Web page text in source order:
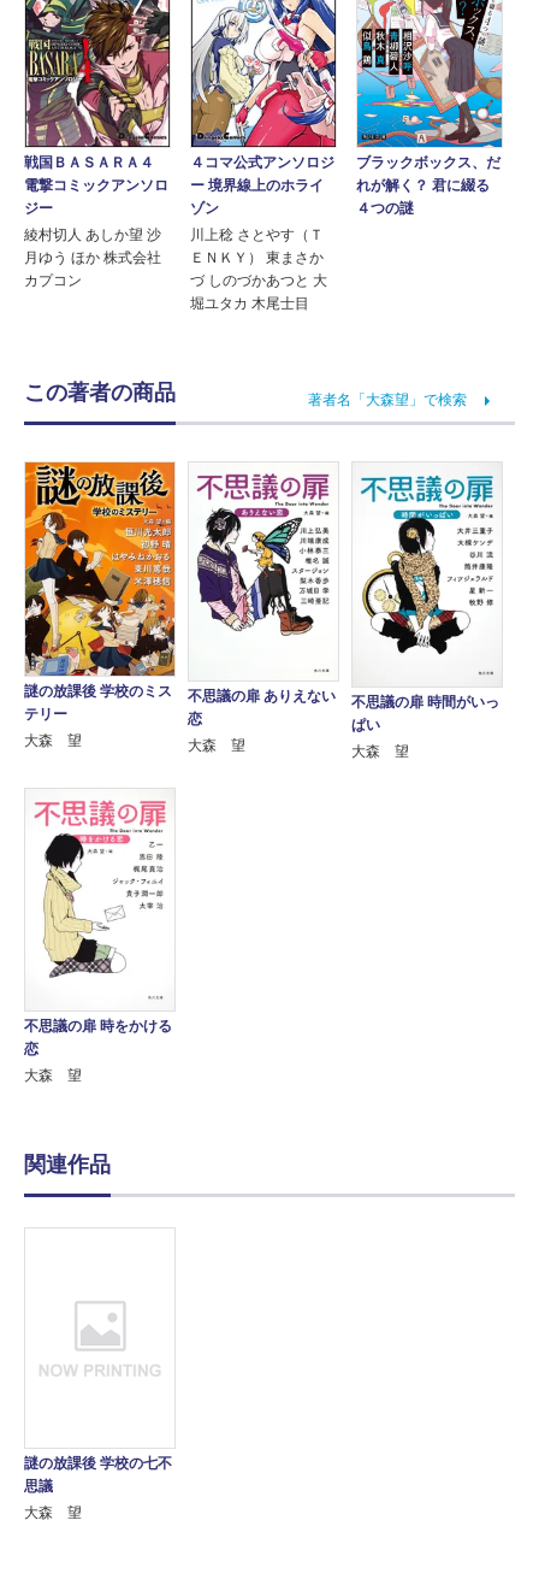
戦国ＢＡＳＡＲＡ４
電撃コミックアンソロ
ジー
綾村切人 あしか望 沙
月ゆう ほか 株式会社
カプコン
４コマ公式アンソロジ
ー 境界線上のホライ
ゾン
川上稔 さとやす（Ｔ
ＥＮＫＹ） 東まさか
づ しのづかあつと 大
堀ユタカ 木尾士目
ブラックボックス、だ
れが解く？ 君に綴る
４つの謎
この著者の商品 著者名「大森望」で検索
謎の放課後 学校のミス
テリー
大森 望
不思議の扉 ありえない
恋
大森 望
不思議の扉 時間がいっ
ぱい
大森 望
不思議の扉 時をかける
恋
大森 望
関連作品
謎の放課後 学校の七不
思議
大森 望